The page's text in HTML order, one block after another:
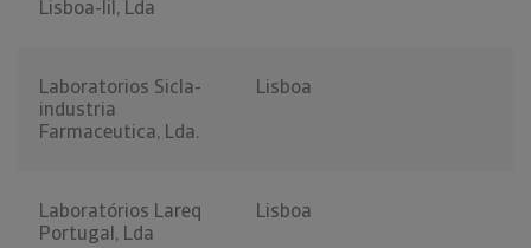
Lisboa-lil, Lda
Laboratorios Sicla-
industria
Farmaceutica, Lda.
Lisboa
Laboratórios Lareq
Portugal, Lda
Lisboa